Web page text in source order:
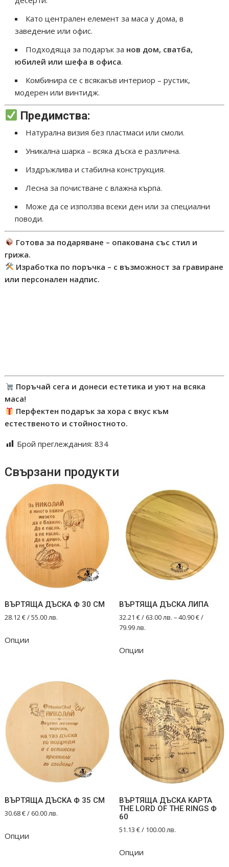
Като централен елемент за маса у дома, в
заведение или офис.
Подходяща за подарък за нов дом, сватба,
юбилей или шефа в офиса.
Комбинира се с всякакъв интериор – рустик,
модерен или винтидж.
Предимства:
Натурална визия без пластмаси или смоли.
Уникална шарка – всяка дъска е различна.
Издръжлива и стабилна конструкция.
Лесна за почистване с влажна кърпа.
Може да се използва всеки ден или за специални
поводи.
Готова за подаряване – опакована със стил и
грижа.
Изработка по поръчка – с възможност за гравиране
или персонален надпис.
Поръчай сега и донеси естетика и уют на всяка
маса!
Перфектен подарък за хора с вкус към
естественото и стойностното.
Брой преглеждания: 834
Свързани продукти
ВЪРТЯЩА ДЪСКА Ф 30 СМ
28.12€/ 55.00 лв.
Опции
ВЪРТЯЩА ДЪСКА ЛИПА
32.21 €/ 63.00 лв. –40.90€/
79.99 лв.
Опцииproduct
multiple
variants.
The
options
may
be
chosen
on
the
page
ВЪРТЯЩА ДЪСКА Ф 35 СМ
30.68€/ 60.00 лв.
Опции
ВЪРТЯЩА ДЪСКА КАРТА
THE LORD OF THE RINGS Ф
60
51.13 €/ 100.00 лв.
Опции